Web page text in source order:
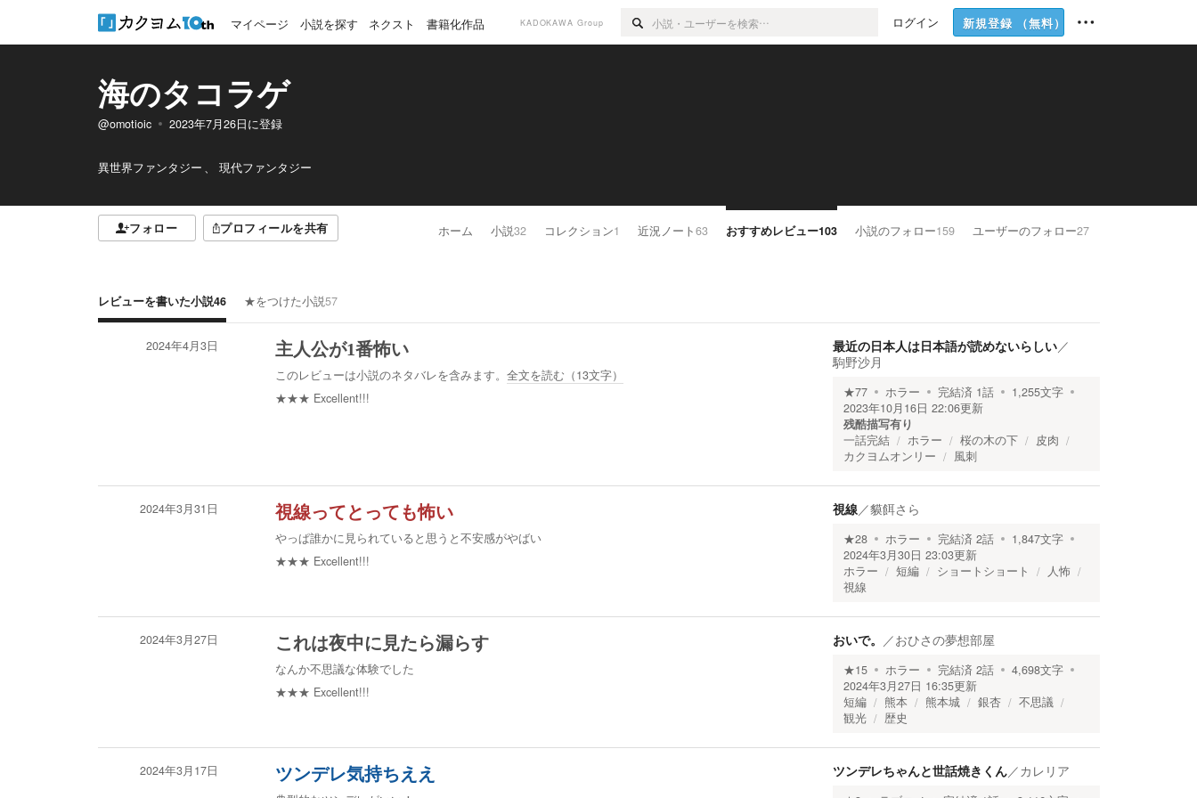
マイページ 小説を探す ネクスト 書籍化作品 KADOKAWA Group ログイン 新規登録 （無料）
海のタコラゲ
@omotioic 2023年7月26日に登録
異世界ファンタジー 現代ファンタジー
フォロー プロフィールを共有 ホーム 小説32 コレクション1 近況ノート63 おすすめレビュー103 小説のフォロー159 ユーザーのフォロー27
レビューを書いた小説46 ★をつけた小説57
2024年4月3日 主人公が1番怖い
このレビューは小説のネタバレを含みます。 全文を読む（13文字）
★★★ Excellent!!!
最近の日本人は日本語が読めないらしい／
駒野沙月
★77 ホラー 完結済 1話 1,255文字
2023年10月16日 22:06更新
残酷描写有り
一話完結
ホラー 桜の木の下
皮肉
カクヨムオンリー
風刺
2024年3月31日 視線ってとっても怖い
やっぱ誰かに見られていると思うと不安感がやばい
★★★ Excellent!!!
視線／貘餌さら
★28 ホラー 完結済 2話 1,847文字
2024年3月30日 23:03更新
ホラー
短編 ショートショート
人怖
視線
2024年3月27日 これは夜中に見たら漏らす
なんか不思議な体験でした
★★★ Excellent!!!
おいで。 ／おひさの夢想部屋
★15 ホラー 完結済 2話 4,698文字
2024年3月27日 16:35更新
短編
熊本 熊本城 銀杏
不思議
観光
歴史
2024年3月17日 ツンデレ気持ちええ ツンデレちゃんと世話焼きくん／カレリア